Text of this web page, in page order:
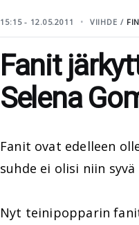
15:15 - 12.05.2011 VIIHDE /
Fanit
Selena
Fanit ovat edelleen
suhde ei olisi niin
Nyt teinipopparin